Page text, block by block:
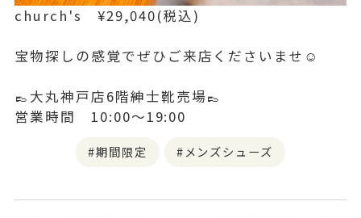
church's ¥29,040(税込)
宝物探しの感覚でぜひご来店くださいませ☺️
👞大丸神戸店6階紳士靴売場👞
営業時間 10:00～19:00
期間限定 メンズシューズ